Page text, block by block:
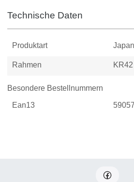
Technische Daten
Produktart
Rahmen KR42
Besondere Bestellnummern
Ean13